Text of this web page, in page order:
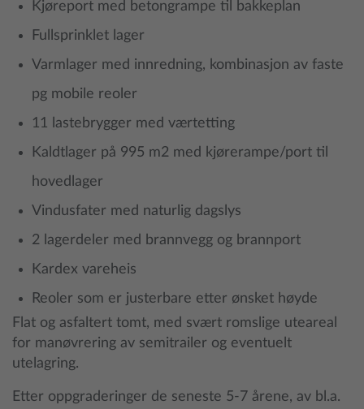
Kjøreport med betongrampe til bakkeplan
Fullsprinklet lager
Varmlager med innredning, kombinasjon av faste
pg mobile reoler
11 lastebrygger med værtetting
Kaldtlager på 995 m2 med kjørerampe/port til
hovedlager
Vindusfater med naturlig dagslys
2 lagerdeler med brannvegg og brannport
Kardex vareheis
Reoler som er justerbare etter ønsket høyde
Flat og asfaltert tomt, med svært romslige uteareal
for manøvrering av semitrailer og eventuelt
utelagring.
Etter oppgraderinger de seneste 5-7 årene, av bl.a.